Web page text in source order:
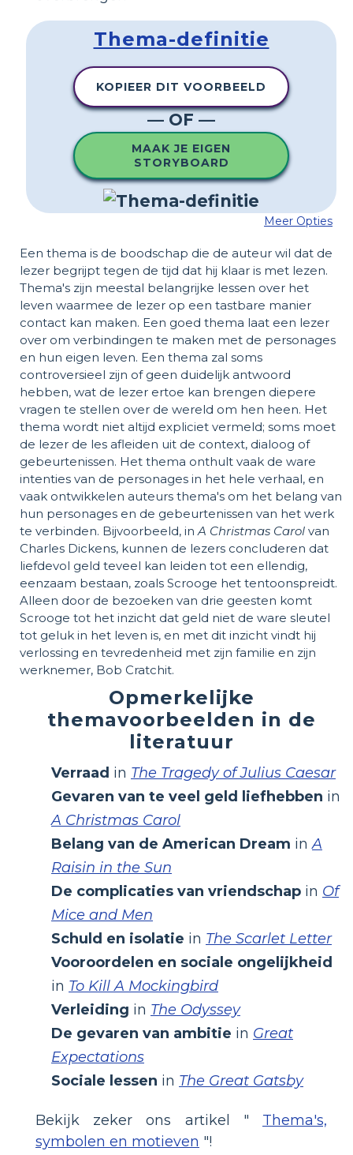
Thema-definitie
KOPIEER DIT VOORBEELD
— OF —
MAAK JE EIGEN
STORYBOARD
Meer Opties
Een thema is de boodschap die de auteur wil dat de
lezer begrijpt tegen de tijd dat hij klaar is met lezen.
Thema's zijn meestal belangrijke lessen over het
leven waarmee de lezer op een tastbare manier
contact kan maken. Een goed thema laat een lezer
over om verbindingen te maken met de personages
en hun eigen leven. Een thema zal soms
controversieel zijn of geen duidelijk antwoord
hebben, wat de lezer ertoe kan brengen diepere
vragen te stellen over de wereld om hen heen. Het
thema wordt niet altijd expliciet vermeld; soms moet
de lezer de les afleiden uit de context, dialoog of
gebeurtenissen. Het thema onthult vaak de ware
intenties van de personages in het hele verhaal, en
vaak ontwikkelen auteurs thema's om het belang van
hun personages en de gebeurtenissen van het werk
te verbinden. Bijvoorbeeld, inA Christmas Carol van
Charles Dickens, kunnen de lezers concluderen dat
liefdevol geld teveel kan leiden tot een ellendig,
eenzaam bestaan, zoals Scrooge het tentoonspreidt.
Alleen door de bezoeken van drie geesten komt
Scrooge tot het inzicht dat geld niet de ware sleutel
tot geluk in het leven is, en met dit inzicht vindt hij
verlossing en tevredenheid met zijn familie en zijn
werknemer, Bob Cratchit.
Opmerkelijke
themavoorbeelden in de
literatuur
Verraad in The Tragedy of Julius Caesar
Gevaren van te veel geld liefhebben in
A Christmas Carol
Belang van de American Dream inA
Raisin in the Sun
De complicaties van vriendschap in Of
Mice and Men
Schuld en isolatie in The Scarlet Letter
Vooroordelen en sociale ongelijkheid
in To Kill A Mockingbird
Verleiding in The Odyssey
De gevaren van ambitie in Great
Expectations
Sociale lessen in The Great Gatsby
Bekijk zeker ons artikel " Thema's,
symbolen en motieven "!